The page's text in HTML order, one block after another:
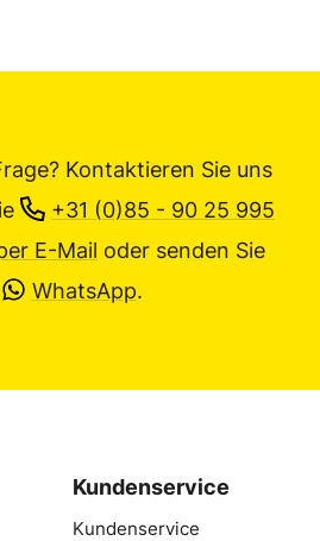
Kontaktieren Sie uns
+31 (0)85 - 90 25 995
E-Mail oder senden Sie
WhatsApp.
Kundenservice
Kundenservice